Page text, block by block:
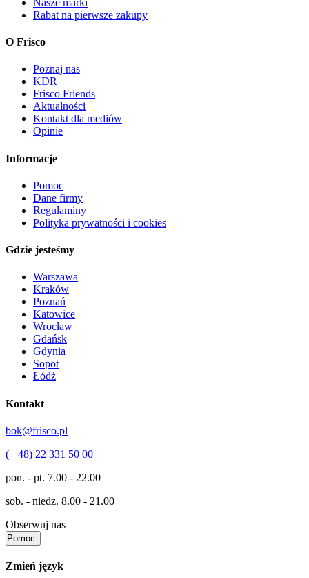
Rabat na pierwsze zakupy
O Frisco
Poznaj nas
KDR
Frisco Friends
Aktualności
Kontakt dla mediów
Opinie
Informacje
Pomoc
Dane firmy
Regulaminy
Polityka prywatności i cookies
Gdzie jesteśmy
Warszawa
Kraków
Poznań
Katowice
Wrocław
Gdańsk
Gdynia
Sopot
Łódź
Kontakt
bok@frisco.pl
(+ 48) 22 331 50 00
pon. - pt. 7.00 - 22.00
sob. - niedz. 8.00 - 21.00
Obserwuj nas
Pomoc
Zmień język